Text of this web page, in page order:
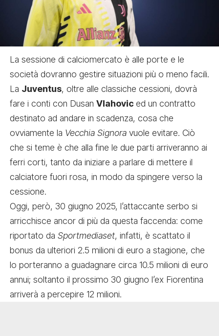
La sessione di calciomercato è alle porte e le
società dovranno gestire situazioni più o meno facili.
La Juventus, oltre alle classiche cessioni, dovrà
fare i conti con Dusan Vlahovic ed un contratto
destinato ad andare in scadenza, cosa che
ovviamente la Vecchia Signora vuole evitare. Ciò
che si teme è che alla fine le due parti arriveranno ai
ferri corti, tanto da iniziare a parlare di mettere il
calciatore fuori rosa, in modo da spingere verso la
cessione.
Oggi, però, 30 giugno 2025, l’attaccante serbo si
arricchisce ancor di più da questa faccenda: come
riportato da Sportmediaset, infatti, è scattato il
bonus da ulteriori 2.5 milioni di euro a stagione, che
lo porteranno a guadagnare circa 10.5 milioni di euro
annui; soltanto il prossimo 30 giugno l’ex Fiorentina
arriverà a percepire 12 milioni.